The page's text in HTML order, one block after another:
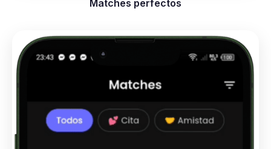
Matches perfectos